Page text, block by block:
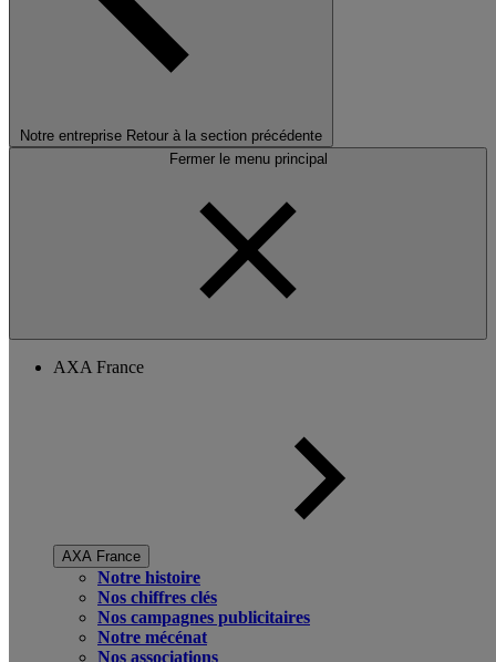
Notre entreprise Retour à la section précédente
Fermer le menu principal
AXA France
AXA France
Notre histoire
Nos chiffres clés
Nos campagnes publicitaires
Notre mécénat
Nos associations